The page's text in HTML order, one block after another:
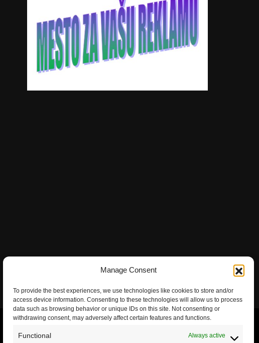
Manage Consent
To provide the best experiences, we use technologies like cookies to store and/or
access device information. Consenting to these technologies will allow us to process
data such as browsing behavior or unique IDs on this site. Not consenting or
withdrawing consent, may adversely affect certain features and functions.
Functional Always active